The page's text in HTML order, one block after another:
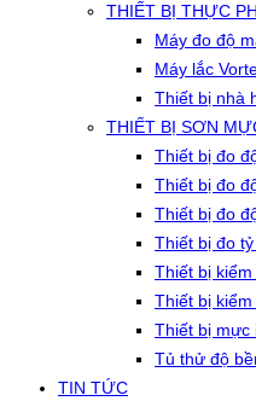
THIẾT BỊ THỰC
Máy đo độ
Máy lắc
Thiết bị nhà
THIẾT BỊ SƠN
Thiết bị đo
Thiết bị đo
Thiết bị đo
Thiết bị đo
Thiết bị
Thiết bị
Thiết bị mực
Tủ thử độ
TIN TỨC